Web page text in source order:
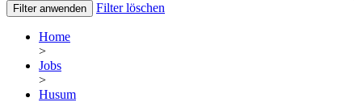
Filter anwenden Filter löschen
Home
>
Jobs
>
Husum